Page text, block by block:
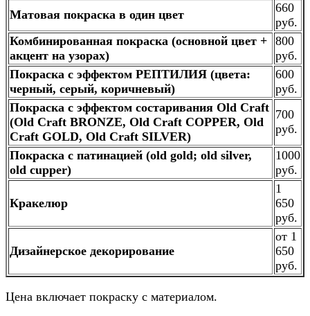
Матовая покраска в один цвет
660
руб.
Комбинированная покраска (основной цвет +
акцент на узорах)
800
руб.
Покраска с эффектом РЕПТИЛИЯ (цвета:
черный, серый, коричневый)
600
руб.
Покраска с эффектом состаривания Old Craft
(Old Craft BRONZE, Old Craft COPPER, Old
Craft GOLD, Old Craft SILVER)
700
руб.
Покраска с патинацией (old gold; old silver,
old cupper)
1000
руб.
Кракелюр
1
650
руб.
Дизайнерское декорирование
от 1
650
руб.
Цена включает покраску с материалом.